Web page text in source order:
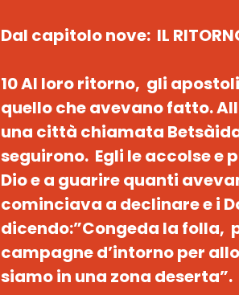
Dal capitolo nove: IL
10 Al loro ritorno, gli
quello che avevano fatto.
una città chiamata
seguirono. Egli le accolse e
Dio e a guarire quanti
cominciava a declinare e i
dicendo:”Congeda la folla,
campagne d’intorno per
siamo in una zona deserta”.